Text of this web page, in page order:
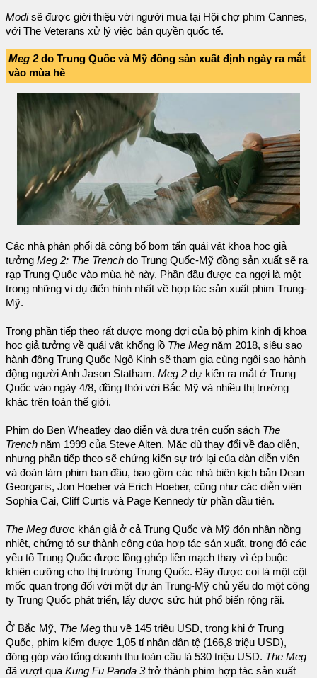
Modisẽ được giới thiệu với người mua tại Hội chợ phim Cannes,
với The Veterans xử lý việc bán quyền quốc tế.
Meg 2do Trung Quốc và Mỹ đồng sản xuất định ngày ra mắt
vào mùa hè
Các nhà phân phối đã công bố bom tấn quái vật khoa học giả
tưởng Meg 2: The Trench do Trung Quốc-Mỹ đồng sản xuất sẽ ra
rạp Trung Quốc vào mùa hè này. Phần đầu được ca ngợi là một
trong những ví dụ điển hình nhất về hợp tác sản xuất phim Trung-
Mỹ.
Trong phần tiếp theo rất được mong đợi của bộ phim kinh dị khoa
học giả tưởng về quái vật khổng lồ The Meg năm 2018, siêu sao
hành động Trung Quốc Ngô Kinh sẽ tham gia cùng ngôi sao hành
động người Anh Jason Statham. Meg 2 dự kiến ra mắt ở Trung
Quốc vào ngày 4/8, đồng thời với Bắc Mỹ và nhiều thị trường
khác trên toàn thế giới.
Phim do Ben Wheatley đạo diễn và dựa trên cuốn sách The
Trench năm 1999 của Steve Alten. Mặc dù thay đổi về đạo diễn,
nhưng phần tiếp theo sẽ chứng kiến sự trở lại của dàn diễn viên
và đoàn làm phim ban đầu, bao gồm các nhà biên kịch bản Dean
Georgaris, Jon Hoeber và Erich Hoeber, cũng như các diễn viên
Sophia Cai, Cliff Curtis và Page Kennedy từ phần đầu tiên.
The Meg được khán giả ở cả Trung Quốc và Mỹ đón nhận nồng
nhiệt, chứng tỏ sự thành công của hợp tác sản xuất, trong đó các
yếu tố Trung Quốc được lồng ghép liền mạch thay vì ép buộc
khiên cưỡng cho thị trường Trung Quốc. Đây được coi là một cột
mốc quan trọng đối với một dự án Trung-Mỹ chủ yếu do một công
ty Trung Quốc phát triển, lấy được sức hút phổ biến rộng rãi.
Ở Bắc Mỹ, The Meg thu về 145 triệu USD, trong khi ở Trung
Quốc, phim kiếm được 1,05 tỉ nhân dân tệ (166,8 triệu USD),
đóng góp vào tổng doanh thu toàn cầu là 530 triệu USD. The Meg
đã vượt qua Kung Fu Panda 3trở thành phim hợp tác sản xuất